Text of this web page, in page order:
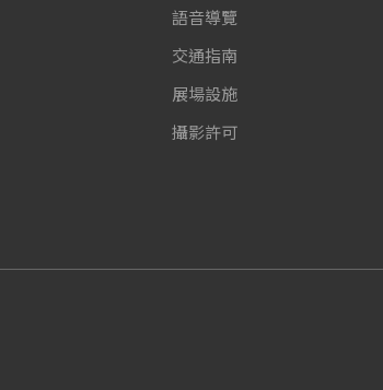
語音導覽
交通指南
展場設施
攝影許可